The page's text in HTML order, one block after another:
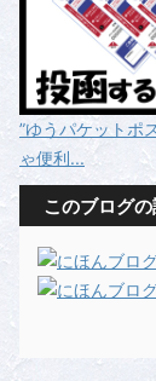
”ゆうパケットポ
ゃ便利...
このブログの